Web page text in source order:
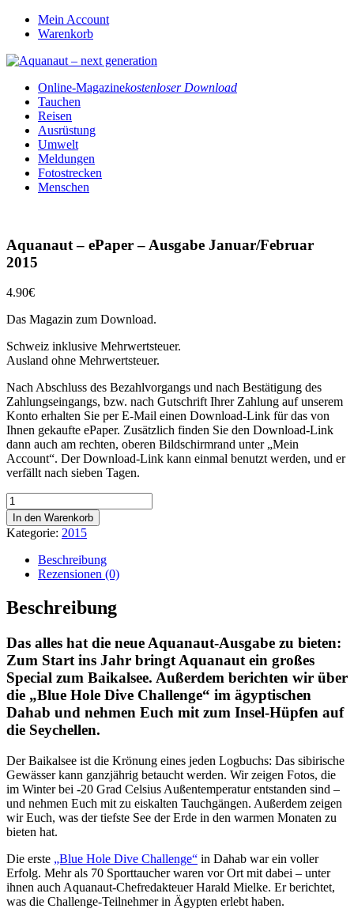
Mein Account
Warenkorb
Online-Magazinekostenloser Download
Tauchen
Reisen
Ausrüstung
Umwelt
Meldungen
Fotostrecken
Menschen
Aquanaut – ePaper – Ausgabe Januar/Februar
2015
4.90€
Das Magazin zum Download.
Schweiz inklusive Mehrwertsteuer.
Ausland ohne Mehrwertsteuer.
Nach Abschluss des Bezahlvorgangs und nach Bestätigung des
Zahlungseingangs, bzw. nach Gutschrift Ihrer Zahlung auf unserem
Konto erhalten Sie per E-Mail einen Download-Link für das von
Ihnen gekaufte ePaper. Zusätzlich finden Sie den Download-Link
dann auch am rechten, oberen Bildschirmrand unter „Mein
Account“. Der Download-Link kann einmal benutzt werden, und er
verfällt nach sieben Tagen.
Aquanaut
-
ePaper
-
Ausgabe
Januar/Februar
Menge
In den Warenkorb
Kategorie: 2015
Beschreibung
Rezensionen (0)
Beschreibung
Das alles hat die neue Aquanaut-Ausgabe zu bieten:
Zum Start ins Jahr bringt Aquanaut ein großes
Special zum Baikalsee. Außerdem berichten wir über
die „Blue Hole Dive Challenge“ im ägyptischen
Dahab und nehmen Euch mit zum Insel-Hüpfen auf
die Seychellen.
Der Baikalsee ist die Krönung eines jeden Logbuchs: Das sibirische
Gewässer kann ganzjährig betaucht werden. Wir zeigen Fotos, die
im Winter bei -20 Grad Celsius Außentemperatur entstanden sind –
und nehmen Euch mit zu eiskalten Tauchgängen. Außerdem zeigen
wir Euch, was der tiefste See der Erde in den warmen Monaten zu
bieten hat.
Die erste „Blue Hole Dive Challenge“ in Dahab war ein voller
Erfolg. Mehr als 70 Sporttaucher waren vor Ort mit dabei – unter
ihnen auch Aquanaut-Chefredakteuer Harald Mielke. Er berichtet,
was die Challenge-Teilnehmer in Ägypten erlebt haben.